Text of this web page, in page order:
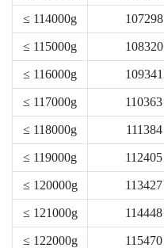
≤ 114000g 107298
≤ 115000g 108320
≤ 116000g 109341
≤ 117000g 110363
≤ 118000g 111384
≤ 119000g 112405
≤ 120000g 113427
≤ 121000g 114448
≤ 122000g 115470